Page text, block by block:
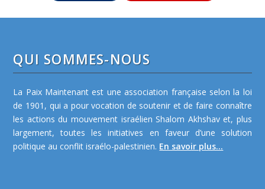
QUI SOMMES-NOUS
La Paix Maintenant est une association française selon la loi
de 1901, qui a pour vocation de soutenir et de faire connaître
les actions du mouvement israélien Shalom Akhshav et, plus
largement, toutes les initiatives en faveur d’une solution
politique au conflit israélo-palestinien. En savoir plus...